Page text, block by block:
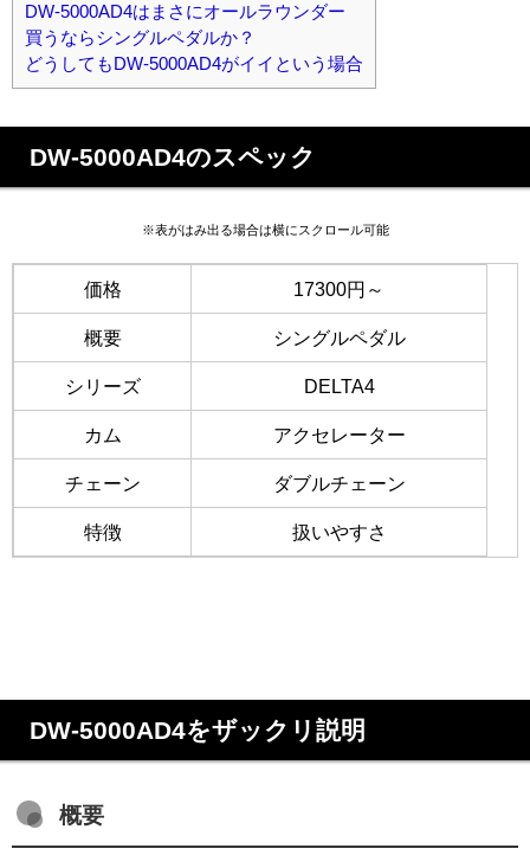
DW-5000AD4はまさにオールラウンダー
買うならシングルペダルか？
どうしてもDW-5000AD4がイイという場合
DW-5000AD4のスペック
※表がはみ出る場合は横にスクロール可能
価格 17300円～
概要 シングルペダル
シリーズ DELTA4
カム アクセレーター
チェーン ダブルチェーン
特徴 扱いやすさ
DW-5000AD4をザックリ説明
概要